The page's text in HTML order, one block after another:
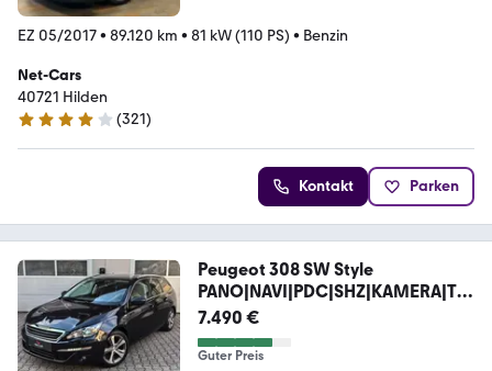
EZ 05/2017• 89.120 km • 81 kW (110 PS) • Benzin
Net-Cars
40721 Hilden
4.2 Sterne
(321)
Kontakt Parken
Peugeot 308 SW Style
PANO|NAVI|PDC|SHZ|KAMERA|TE
MPOMAT
7.490 €
Guter Preis